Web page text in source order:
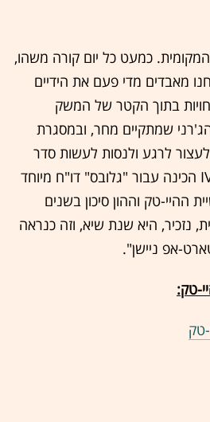
כמעט כל יום קורה משהו,
מאבדים מדי פעם את הידיים
בתוך הקטר של המשק
שמתקיים מחר, ובמסגרת
לרגע ולנסות לעשות סדר
בבלגן. חברת המחקר IVC הכינה עבור "גלובס" דו"ח מיוחד
ההיי-טק וההון סיכון בשנים
נזכיר, היא שנת שיא, וזה כנראה
אפ ניישן".
טק:
טק